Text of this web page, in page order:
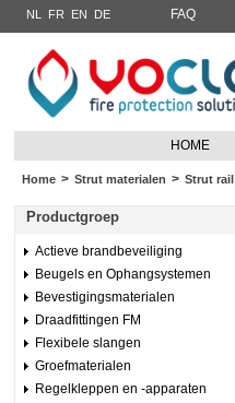
NL FR EN DE FAQ
HOME
Home > Strut materialen > Strut rail
Productgroep
Actieve brandbeveiliging
Beugels en Ophangsystemen
Bevestigingsmaterialen
Draadfittingen FM
Flexibele slangen
Groefmaterialen
Regelkleppen en -apparaten